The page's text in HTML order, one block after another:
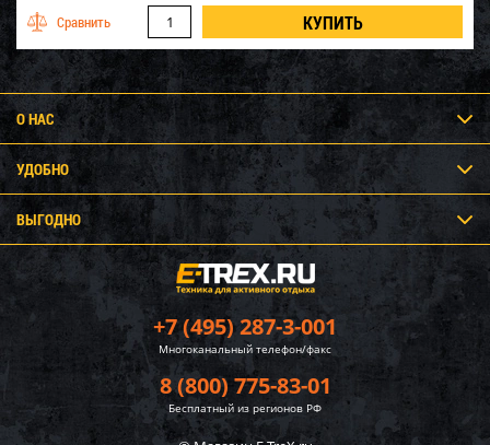
+7 (495) 287-3-001
Многоканальный телефон/факс
8 (800) 775-83-01
Бесплатный из регионов РФ
О НАС
УДОБНО
ВЫГОДНО